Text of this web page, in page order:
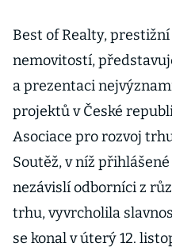
Best of Realty,
nemovitostí,
a prezentaci
projektů v České
Asociace pro rozvoj
Soutěž, v níž
nezávislí odborníci z
trhu, vyvrcholila
se konal v úterý 12.